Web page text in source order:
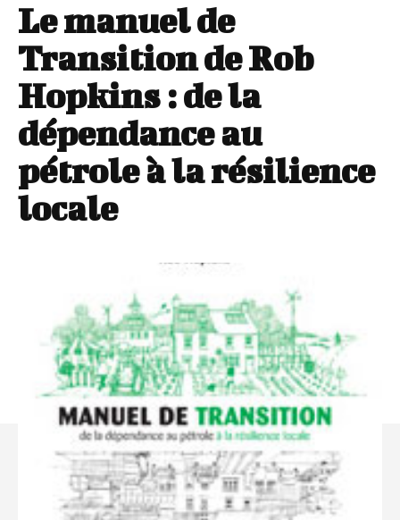
Le manuel de
Transition de Rob
Hopkins : de la
dépendance au
pétrole à la résilience
locale